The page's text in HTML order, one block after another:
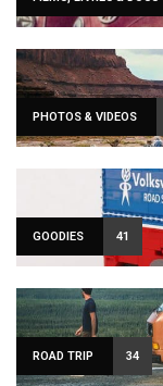
PHOTOS & VIDEOS
GOODIES 41
ROAD TRIP 34